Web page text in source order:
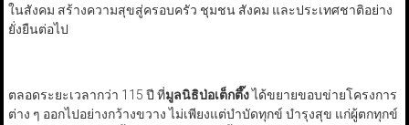
ในสังคม สร้างความสุขสู่ครอบครัว ชุมชน สังคม และประเทศชาติอย่าง
ยั่งยืนต่อไป
ตลอดระยะเวลากว่า 115 ปี ที่มูลนิธิป่อเต็กตึ๊งได้ขยายขอบข่ายโครงการ
ต่าง ๆ ออกไปอย่างกว้างขวาง ไม่เพียงแต่บำบัดทุกข์ บำรุงสุข แก่ผู้ตกทุกข์